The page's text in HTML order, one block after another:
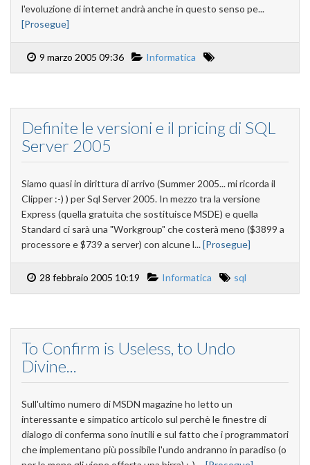
l'evoluzione di internet andrà anche in questo senso pe...
[Prosegue]
9 marzo 2005 09:36 Informatica
Definite le versioni e il pricing di SQL
Server 2005
Siamo quasi in dirittura di arrivo (Summer 2005... mi ricorda il
Clipper :-) ) per Sql Server 2005. In mezzo tra la versione
Express (quella gratuita che sostituisce MSDE) e quella
Standard ci sarà una "Workgroup" che costerà meno ($3899 a
processore e $739 a server) con alcune l...[Prosegue]
28 febbraio 2005 10:19 Informatica sql
To Confirm is Useless, to Undo
Divine...
Sull'ultimo numero di MSDN magazine ho letto un
interessante e simpatico articolo sul perchè le finestre di
dialogo di conferma sono inutili e sul fatto che i programmatori
che implementano più possibile l'undo andranno in paradiso (o